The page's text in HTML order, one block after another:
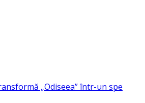
„Odiseea” într-un spe